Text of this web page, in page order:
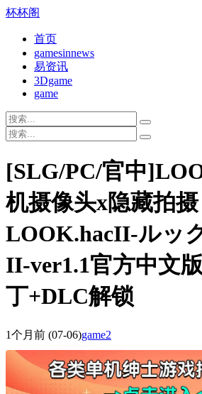
杯杯阁
首页
gamesinnews
易资讯
3Dgame
game
[SLG/PC/官中
机摄像头x隐藏拍摄
LOOK.hacII-ルッ
II-ver1.1官方中文
丁+DLC解锁
1个月前 (07-06)game2